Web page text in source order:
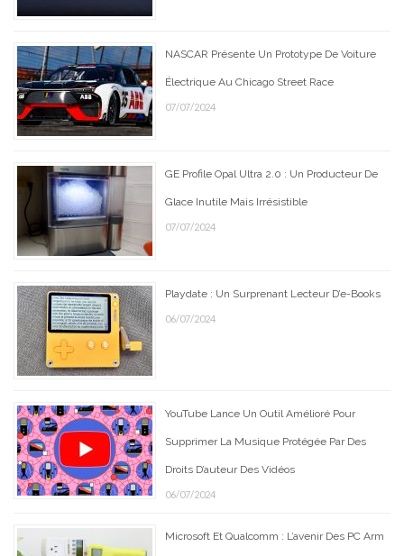
NASCAR Présente Un Prototype De Voiture
Électrique Au Chicago Street Race
07/07/2024
GE Profile Opal Ultra 2.0 : Un Producteur De
Glace Inutile Mais Irrésistible
07/07/2024
Playdate : Un Surprenant Lecteur D’e-Books
06/07/2024
YouTube Lance Un Outil Amélioré Pour
Supprimer La Musique Protégée Par Des
Droits D’auteur Des Vidéos
06/07/2024
Microsoft Et Qualcomm : L’avenir Des PC Arm